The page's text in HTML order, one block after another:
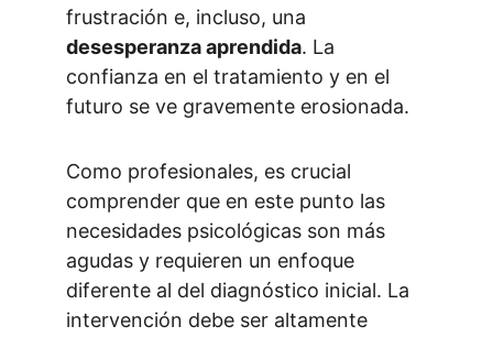
frustración e, incluso, una
desesperanza aprendida. La
confianza en el tratamiento y en el
futuro se ve gravemente erosionada.
Como profesionales, es crucial
comprender que en este punto las
necesidades psicológicas son más
agudas y requieren un enfoque
diferente al del diagnóstico inicial. La
intervención debe ser altamente